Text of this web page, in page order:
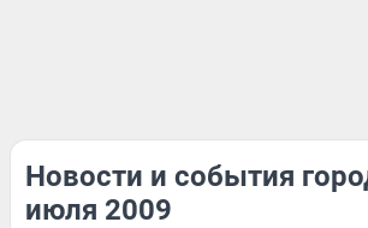
Новости и события
июля 2009